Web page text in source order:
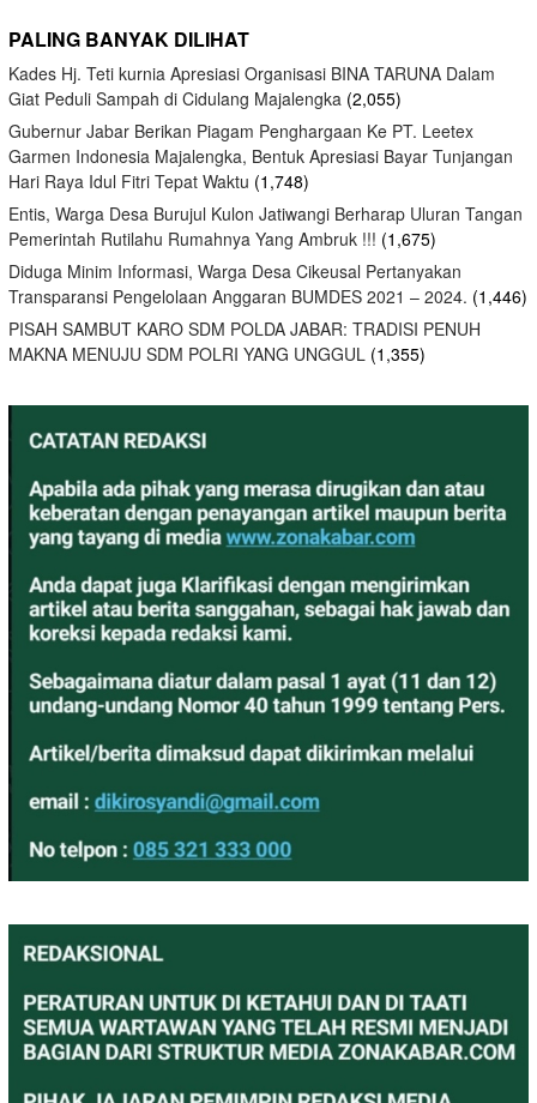
PALING BANYAK DILIHAT
Kades Hj. Teti kurnia Apresiasi Organisasi BINA TARUNA Dalam
Giat Peduli Sampah di Cidulang Majalengka (2,055)
Gubernur Jabar Berikan Piagam Penghargaan Ke PT. Leetex
Garmen Indonesia Majalengka, Bentuk Apresiasi Bayar Tunjangan
Hari Raya Idul Fitri Tepat Waktu (1,748)
Entis, Warga Desa Burujul Kulon Jatiwangi Berharap Uluran Tangan
Pemerintah Rutilahu Rumahnya Yang Ambruk !!! (1,675)
Diduga Minim Informasi, Warga Desa Cikeusal Pertanyakan
Transparansi Pengelolaan Anggaran BUMDES 2021 – 2024. (1,446)
PISAH SAMBUT KARO SDM POLDA JABAR: TRADISI PENUH
MAKNA MENUJU SDM POLRI YANG UNGGUL (1,355)